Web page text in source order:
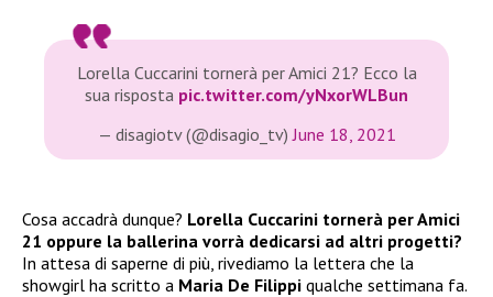
Lorella Cuccarini tornerà per Amici 21? Ecco la
sua risposta pic.twitter.com/yNxorWLBun
— disagiotv (@disagio_tv) June 18, 2021
Cosa accadrà dunque? Lorella Cuccarini tornerà per Amici
21 oppure la ballerina vorrà dedicarsi ad altri progetti?
In attesa di saperne di più, rivediamo la lettera che la
showgirl ha scritto a Maria De Filippi qualche settimana fa.